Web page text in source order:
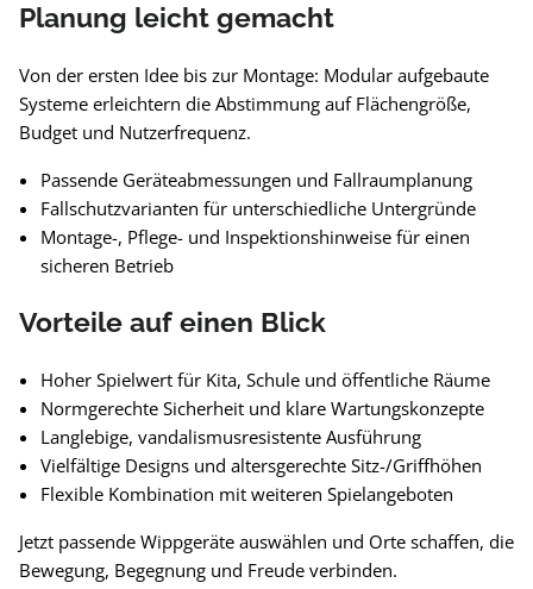
Planung leicht gemacht
Von der ersten Idee bis zur Montage: Modular aufgebaute
Systeme erleichtern die Abstimmung auf Flächengröße,
Budget und Nutzerfrequenz.
Passende Geräteabmessungen und Fallraumplanung
Fallschutzvarianten für unterschiedliche Untergründe
Montage-, Pflege- und Inspektionshinweise für einen
sicheren Betrieb
Vorteile auf einen Blick
Hoher Spielwert für Kita, Schule und öffentliche Räume
Normgerechte Sicherheit und klare Wartungskonzepte
Langlebige, vandalismusresistente Ausführung
Vielfältige Designs und altersgerechte Sitz-/Griffhöhen
Flexible Kombination mit weiteren Spielangeboten
Jetzt passende Wippgeräte auswählen und Orte schaffen, die
Bewegung, Begegnung und Freude verbinden.